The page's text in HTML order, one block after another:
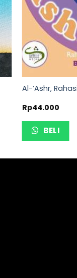
Al-‘Ashr,
Rp44.000
BELI